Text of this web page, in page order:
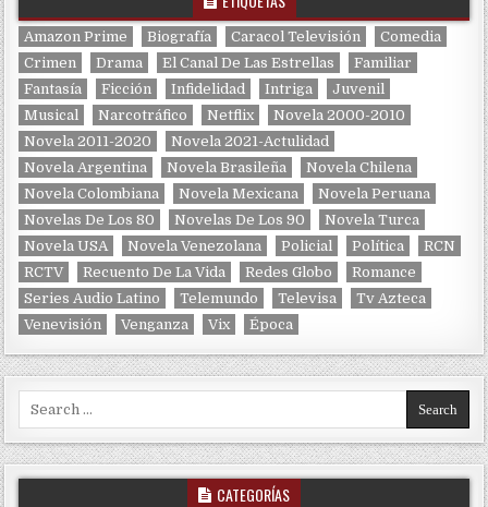
Amazon Prime Biografía Caracol Televisión
Comedia
Crimen
Drama El Canal De Las Estrellas
Familiar
Fantasía
Ficción Infidelidad Intriga
Juvenil
Musical
Narcotráfico Netflix
Novela 2000-2010
Novela 2011-2020
Novela 2021-Actulidad
Novela Argentina
Novela Brasileña
Novela Chilena
Novela Colombiana
Novela Mexicana
Novela Peruana
Novelas De Los 80
Novelas De Los 90
Novela Turca
Novela USA
Novela Venezolana Policial Política
RCN
RCTV
Recuento De La Vida Redes Globo
Romance
Series Audio Latino
Telemundo Televisa
Tv Azteca
Venevisión
Venganza Vix Época
CATEGORÍAS